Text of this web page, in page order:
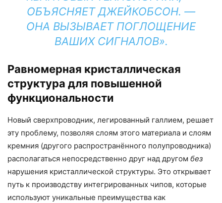
ОБЪЯСНЯЕТ ДЖЕЙКОБСОН. —
ОНА ВЫЗЫВАЕТ ПОГЛОЩЕНИЕ
ВАШИХ СИГНАЛОВ».
Равномерная кристаллическая
структура для повышенной
функциональности
Новый сверхпроводник, легированный галлием, решает
эту проблему, позволяя слоям этого материала и слоям
кремния (другого распространённого полупроводника)
располагаться непосредственно друг над другом без
нарушения кристаллической структуры. Это открывает
путь к производству интегрированных чипов, которые
используют уникальные преимущества как